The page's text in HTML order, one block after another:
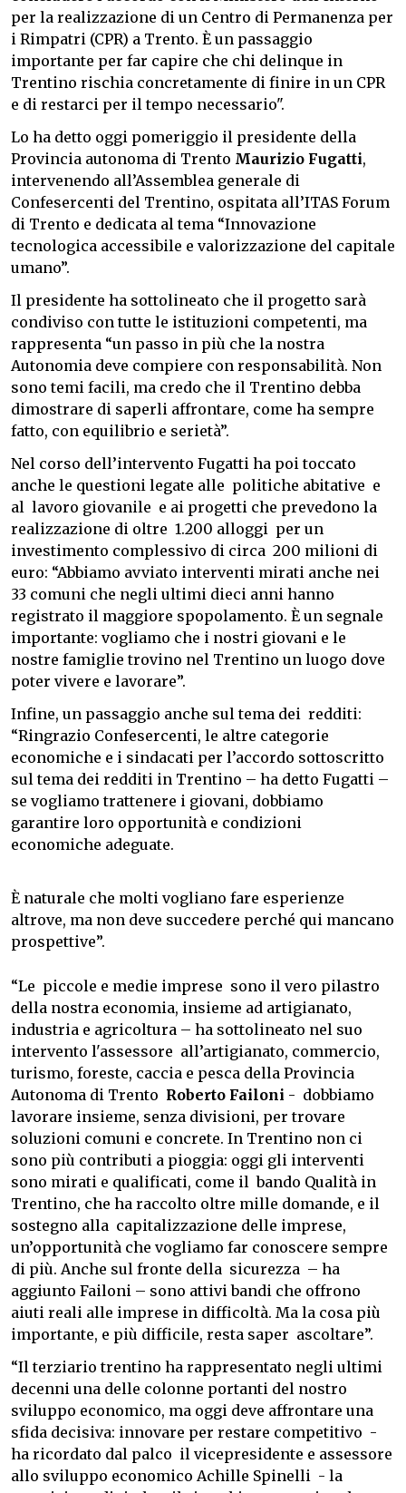
per la realizzazione di un Centro di Permanenza per
i Rimpatri (CPR) a Trento. È un passaggio
importante per far capire che chi delinque in
Trentino rischia concretamente di finire in un CPR
e di restarci per il tempo necessario".
Lo ha detto oggi pomeriggio il presidente della
Provincia autonoma di Trento Maurizio Fugatti,
intervenendo all’Assemblea generale di
Confesercenti del Trentino, ospitata all’ITAS Forum
di Trento e dedicata al tema “Innovazione
tecnologica accessibile e valorizzazione del capitale
umano”.
Il presidente ha sottolineato che il progetto sarà
condiviso con tutte le istituzioni competenti, ma
rappresenta “un passo in più che la nostra
Autonomia deve compiere con responsabilità. Non
sono temi facili, ma credo che il Trentino debba
dimostrare di saperli affrontare, come ha sempre
fatto, con equilibrio e serietà”.
Nel corso dell’intervento Fugatti ha poi toccato
anche le questioni legate alle politiche abitative e
al lavoro giovanile e ai progetti che prevedono la
realizzazione di oltre 1.200 alloggi per un
investimento complessivo di circa 200 milioni di
euro: “Abbiamo avviato interventi mirati anche nei
33 comuni che negli ultimi dieci anni hanno
registrato il maggiore spopolamento. È un segnale
importante: vogliamo che i nostri giovani e le
nostre famiglie trovino nel Trentino un luogo dove
poter vivere e lavorare”.
Infine, un passaggio anche sul tema dei redditi:
“Ringrazio Confesercenti, le altre categorie
economiche e i sindacati per l’accordo sottoscritto
sul tema dei redditi in Trentino – ha detto Fugatti –
se vogliamo trattenere i giovani, dobbiamo
garantire loro opportunità e condizioni
economiche adeguate.
È naturale che molti vogliano fare esperienze
altrove, ma non deve succedere perché qui mancano
prospettive”.
“Le piccole e medie imprese sono il vero pilastro
della nostra economia, insieme ad artigianato,
industria e agricoltura – ha sottolineato nel suo
intervento l'assessore all’artigianato, commercio,
turismo, foreste, caccia e pesca della Provincia
Autonoma di Trento Roberto Failoni - dobbiamo
lavorare insieme, senza divisioni, per trovare
soluzioni comuni e concrete. In Trentino non ci
sono più contributi a pioggia: oggi gli interventi
sono mirati e qualificati, come il bando Qualità in
Trentino, che ha raccolto oltre mille domande, e il
sostegno alla capitalizzazione delle imprese,
un’opportunità che vogliamo far conoscere sempre
di più. Anche sul fronte della sicurezza – ha
aggiunto Failoni – sono attivi bandi che offrono
aiuti reali alle imprese in difficoltà. Ma la cosa più
importante, e più difficile, resta saper ascoltare”.
“Il terziario trentino ha rappresentato negli ultimi
decenni una delle colonne portanti del nostro
sviluppo economico, ma oggi deve affrontare una
sfida decisiva: innovare per restare competitivo -
ha ricordato dal palco il vicepresidente e assessore
allo sviluppo economico Achille Spinelli - la